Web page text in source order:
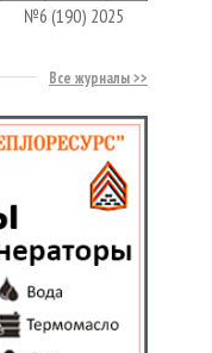
№6 (190) 2025
Все журналы